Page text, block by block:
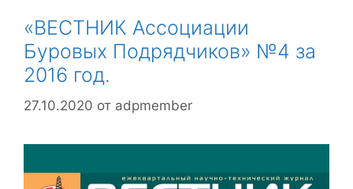
«ВЕСТНИК Ассоциации
Буровых Подрядчиков» №4 за
2016 год.
27.10.2020 от adpmember